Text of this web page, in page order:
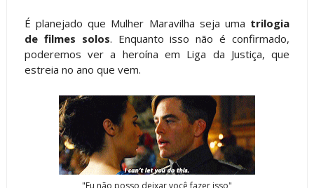
É planejado que Mulher Maravilha seja uma trilogia
de filmes solos. Enquanto isso não é confirmado,
poderemos ver a heroína em Liga da Justiça, que
estreia no ano que vem.
"Eu não posso deixar você fazer isso"